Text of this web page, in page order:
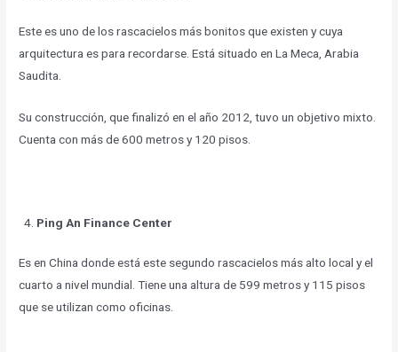
Este es uno de los rascacielos más bonitos que existen y cuya
arquitectura es para recordarse. Está situado en La Meca, Arabia
Saudita.
Su construcción, que finalizó en el año 2012, tuvo un objetivo mixto.
Cuenta con más de 600 metros y 120 pisos.
Ping An Finance Center
Es en China donde está este segundo rascacielos más alto local y el
cuarto a nivel mundial. Tiene una altura de 599 metros y 115 pisos
que se utilizan como oficinas.